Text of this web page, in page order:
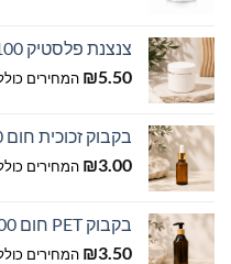
צנצנת פלסטיק 100 מ''ל כולל אטם פנימי
₪5.50 המחירים
בקבוק זכוכית חום 30 מ''ל כולל פיפטה
₪3.00 המחירים
בקבוק PET חום 300 מ''ל כולל משאבה דמוי עץ
₪3.50 המחירים